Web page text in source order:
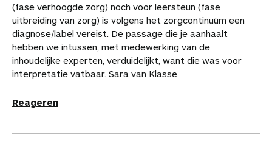
(fase verhoogde zorg) noch voor leersteun (fase
uitbreiding van zorg) is volgens het zorgcontinuüm een
diagnose/label vereist. De passage die je aanhaalt
hebben we intussen, met medewerking van de
inhoudelijke experten, verduidelijkt, want die was voor
interpretatie vatbaar. Sara van Klasse
Reageren